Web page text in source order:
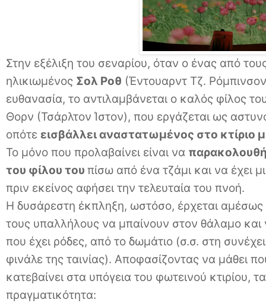
Στην εξέλιξη του σεναρίου, όταν ο ένας από
ηλικιωμένος Σολ Ροθ (Έντουαρντ Τζ.
ευθανασία, το αντιλαμβάνεται ο καλός φίλος
Θορν (Τσάρλτον Ίστον), που εργάζεται ως
οπότε εισβάλλει αναστατωμένος στο κτίριο
Το μόνο που προλαβαίνει είναι να
του φίλου του πίσω από ένα τζάμι και να έχει
πριν εκείνος αφήσει την τελευταία του πνοή.
Η δυσάρεστη έκπληξη, ωστόσο, έρχεται αμέσως
τους υπαλλήλους να μπαίνουν στον θάλαμο
που έχει ρόδες, από το δωμάτιο (σ.σ. στη
φινάλε της ταινίας). Αποφασίζοντας να μάθει
κατεβαίνει στα υπόγεια του φωτεινού κτιρίου,
πραγματικότητα: